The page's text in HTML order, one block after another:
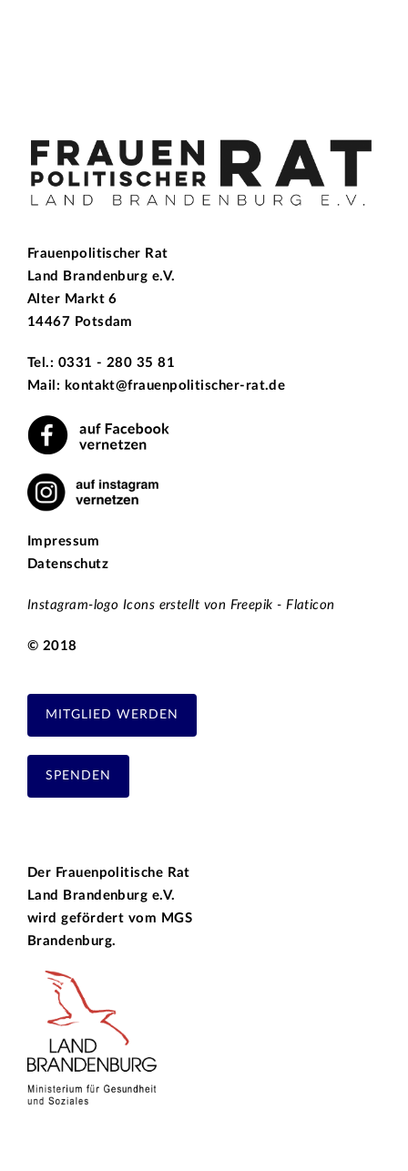
Frauenpolitischer Rat
Land Brandenburg e.V.
Alter Markt 6
14467 Potsdam
Tel.: 0331 - 280 35 81
Mail: kontakt@frauenpolitischer-rat.de
Impressum
Datenschutz
Instagram-logo Icons erstellt von Freepik - Flaticon
© 2018
MITGLIED WERDEN
SPENDEN
Der Frauenpolitische Rat
Land Brandenburg e.V.
wird gefördert vom MGS
Brandenburg.